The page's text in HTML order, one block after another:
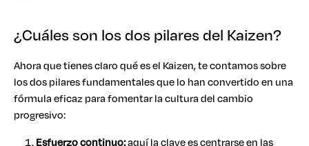
¿Cuáles son los dos pilares del Kaizen?
Ahora que tienes claro qué es el Kaizen, te contamos sobre
los dos pilares fundamentales que lo han convertido en una
fórmula eficaz para fomentar la cultura del cambio
progresivo:
Esfuerzo continuo:aquí la clave es centrarse en las